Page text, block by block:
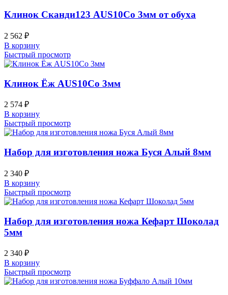
Клинок Сканди123 AUS10Co 3мм от обуха
2 562 ₽
В корзину
Быстрый просмотр
Клинок Ёж AUS10Co 3мм
2 574 ₽
В корзину
Быстрый просмотр
Набор для изготовления ножа Буся Алый 8мм
2 340 ₽
В корзину
Быстрый просмотр
Набор для изготовления ножа Кефарт Шоколад
5мм
2 340 ₽
В корзину
Быстрый просмотр